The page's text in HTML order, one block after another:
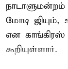
மோடி ஜியும்,
என
கூறியுள்ளார்.